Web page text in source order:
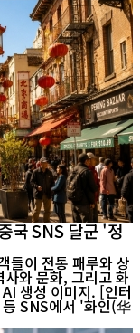
국 SNS 달군 '정
들이 전통 패루와 상
와 문화, 그리고 화
성 이미지. [인터
SNS에서 '화인(华